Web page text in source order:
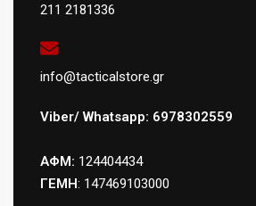
211 2181336
info@tacticalstore.gr
Viber/ Whatsapp: 6978302559
ΑΦΜ: 124404434
ΓΕΜΗ: 147469103000